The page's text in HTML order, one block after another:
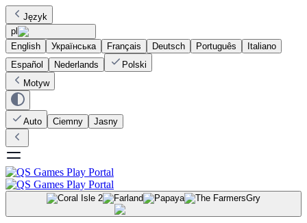
Język
pl
English
Українська Français Deutsch Português
Italiano
Español
Nederlands
Polski
Motyw
Auto Ciemny Jasny
Gry